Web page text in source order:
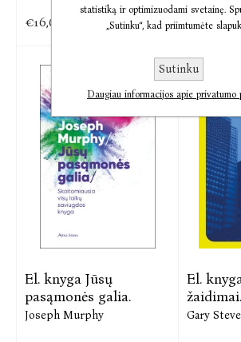
€16,69 €11,79
El. knyga Jūsų
pasąmonės galia.
Joseph Murphy
El.
žaidimai.
Gary
statistiką ir optimizuodami svetainę.
„Sutinku“, kad priimtumėte
Sutinku
Daugiau informacijos apie privatumo